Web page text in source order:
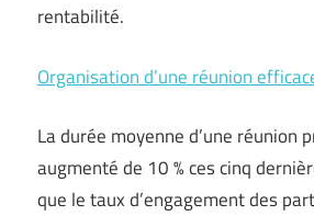
rentabilité.
Organisation d’une réunion
La durée moyenne d’une réunion
augmenté de 10 % ces cinq
que le taux d’engagement des